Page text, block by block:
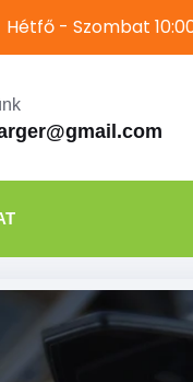
Hétfő - Szombat